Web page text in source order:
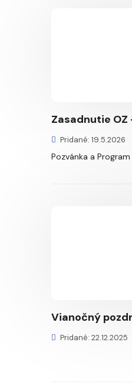
Zasadnutie
Pridané: 19.5.2026
Pozvánka a Program
Vianočný
Pridané: 22.12.2025